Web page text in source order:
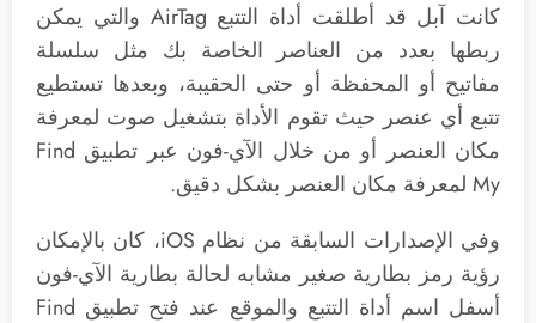
كانت آبل قد أطلقت أداة التتبع AirTag والتي يمكن
ربطها بعدد من العناصر الخاصة بك مثل سلسلة
مفاتيح أو المحفظة أو حتى الحقيبة، وبعدها تستطيع
تتبع أي عنصر حيث تقوم الأداة بتشغيل صوت لمعرفة
مكان العنصر أو من خلال الآي-فون عبر تطبيق Find
My لمعرفة مكان العنصر بشكل دقيق.
وفي الإصدارات السابقة من نظام iOS، كان بالإمكان
رؤية رمز بطارية صغير مشابه لحالة بطارية الآي-فون
أسفل اسم أداة التتبع والموقع عند فتح تطبيق Find